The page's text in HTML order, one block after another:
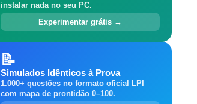
instalar nada no seu PC.
Experimentar grátis →
📝
Simulados Idênticos à Prova
1.000+ questões no formato oficial LPI
com mapa de prontidão 0–100.